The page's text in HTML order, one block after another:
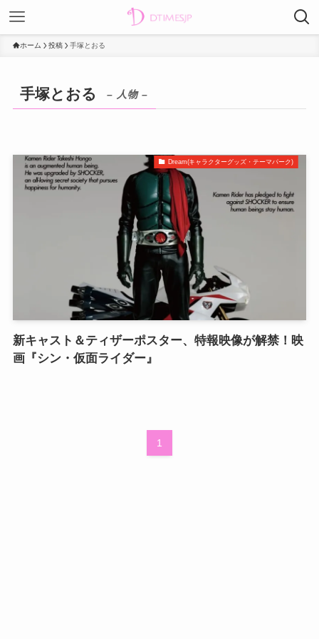
ホーム 投稿 手塚とおる
手塚とおる – 人物 –
Dream(キャラクターグッズ・テーマパーク)
新キャスト＆ティザーポスター、特報映像が解禁！映
画『シン・仮面ライダー』
1